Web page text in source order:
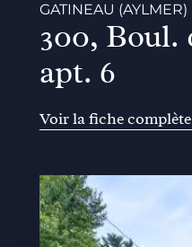
GATINEAU (AYLMER)
300, Boul.
apt. 6
Voir la fiche complète